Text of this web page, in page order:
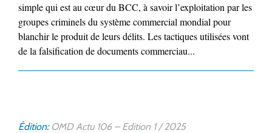
simple qui est au cœur du BCC, à savoir l’exploitation par les
groupes criminels du système commercial mondial pour
blanchir le produit de leurs délits. Les tactiques utilisées vont
de la falsification de documents commerciau...
Édition: OMD Actu 106 – Edition 1 / 2025